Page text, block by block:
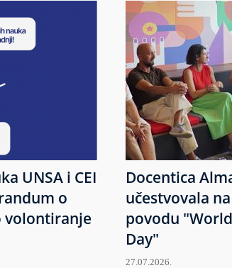
UNSA i CEI
o
volontiranje
Docentica
učestvovala
povodu
Day"
27.07.2026.